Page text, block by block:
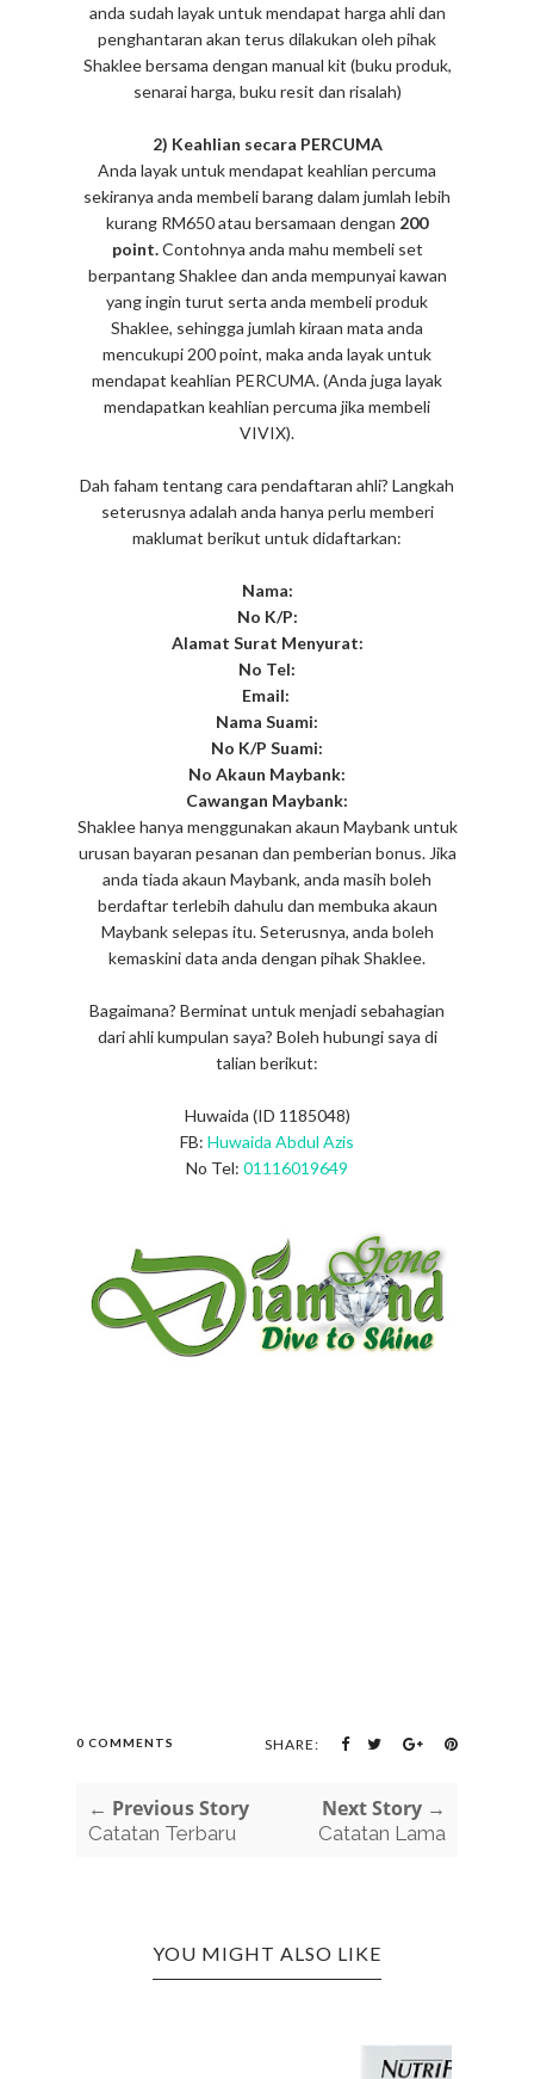
anda sudah layak untuk mendapat harga ahli dan
penghantaran akan terus dilakukan oleh pihak
Shaklee bersama dengan manual kit (buku produk,
senarai harga, buku resit dan risalah)
2) Keahlian secara PERCUMA
Anda layak untuk mendapat keahlian percuma
sekiranya anda membeli barang dalam jumlah lebih
kurang RM650 atau bersamaan dengan 200
point.Contohnya anda mahu membeli set
berpantang Shaklee dan anda mempunyai kawan
yang ingin turut serta anda membeli produk
Shaklee, sehingga jumlah kiraan mata anda
mencukupi 200 point, maka anda layak untuk
mendapat keahlian PERCUMA. (Anda juga layak
mendapatkan keahlian percuma jika membeli
VIVIX).
Dah faham tentang cara pendaftaran ahli? Langkah
seterusnya adalah anda hanya perlu memberi
maklumat berikut untuk didaftarkan:
Nama:
No K/P:
Alamat Surat Menyurat:
No Tel:
Email:
Nama Suami:
No K/P Suami:
No Akaun Maybank:
Cawangan Maybank:
Shaklee hanya menggunakan akaun Maybank untuk
urusan bayaran pesanan dan pemberian bonus. Jika
anda tiada akaun Maybank, anda masih boleh
berdaftar terlebih dahulu dan membuka akaun
Maybank selepas itu. Seterusnya, anda boleh
kemaskini data anda dengan pihak Shaklee.
Bagaimana? Berminat untuk menjadi sebahagian
dari ahli kumpulan saya? Boleh hubungi saya di
talian berikut:
Huwaida (ID 1185048)
FB: Huwaida Abdul Azis
No Tel: 01116019649
0 COMMENTS SHARE:
← Previous Story
Catatan Terbaru
Next Story →
Catatan Lama
YOU MIGHT ALSO LIKE